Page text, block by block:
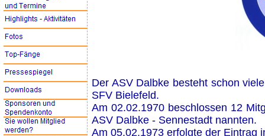
Der ASV Dalbke besteht schon
SFV Bielefeld.
Am 02.02.1970 beschlossen 12
ASV Dalbke - Sennestadt nannten.
Am 05.02.1973 erfolgte der Eintrag